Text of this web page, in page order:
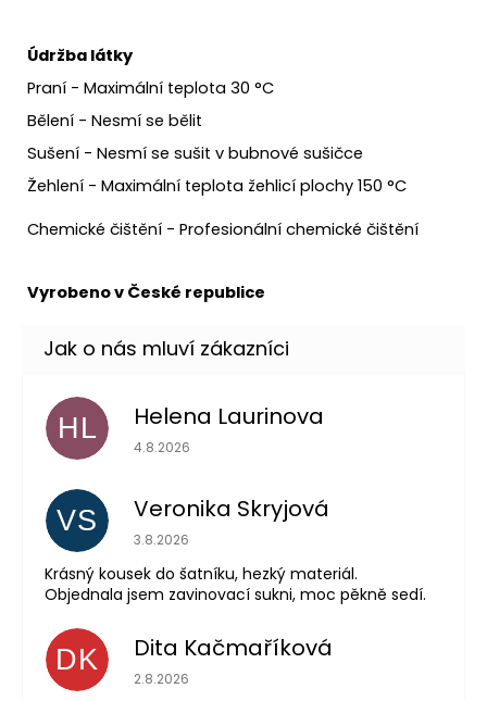
Údržba látky
Praní - Maximální teplota 30 °C
Bělení - Nesmí se bělit
Sušení - Nesmí se sušit v bubnové sušičce
Žehlení - Maximální teplota žehlicí plochy 150 °C
Chemické čištění - Profesionální chemické čištění
Vyrobeno v České republice
HL Helena Laurinova
Hodnocení obchodu je 5 z 5 hvězdiček.
4.8.2026
VS Veronika Skryjová
Hodnocení obchodu je 5 z 5 hvězdiček.
3.8.2026
Krásný kousek do šatníku, hezký materiál.
Objednala jsem zavinovací sukni, moc pěkně sedí.
DK Dita Kačmaříková
Hodnocení obchodu je 5 z 5 hvězdiček.
2.8.2026